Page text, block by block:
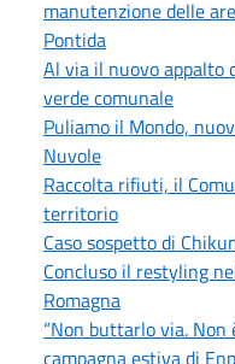
manutenzione delle
Pontida
Al via il nuovo appalto
verde comunale
Puliamo il Mondo,
Nuvole
Raccolta rifiuti, il
territorio
Caso sospetto di
Concluso il restyling
Romagna
“Non buttarlo via. Non
campagna estiva di